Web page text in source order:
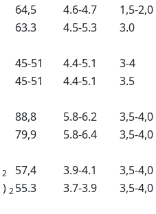
64,5 4.6-4.7
1,5-2,0
63.3 4.5-5.3
3.0
45-51 4.4-5.1
3-4
45-51 4.4-5.1
3.5
88,8 5.8-6.2
3,5-4,0
79,9 5.8-6.4
3,5-4,0
2 57,4 3.9-4.1
3,5-4,0
) 255.3 3.7-3.9
3,5-4,0